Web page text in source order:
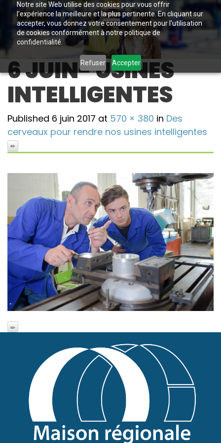
Notre site Web utilise des cookies pour vous offrir
l’expérience la meilleure et la plus pertinente. En cliquant sur
accepter, vous donnez votre consentement pour l’utilisation
de cookies conformément à notre politique de
confidentialité.
Refuser Accepter
6 JUIN- USINES
INTELLIGENTES
Published 6 juin 2017 at 570 × 380 in Des
cerveaux pour rendre nos usines intelligentes